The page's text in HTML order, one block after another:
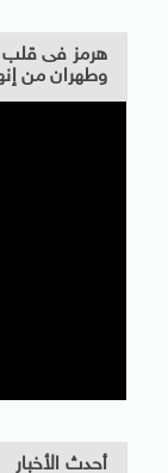
هرمز فى
وطهران من
أحدث الأخبار